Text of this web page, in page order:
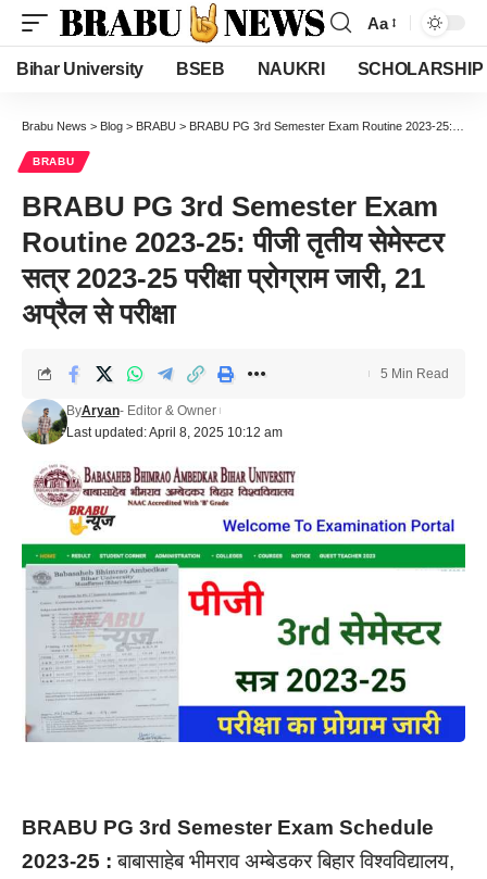
Font
Resizer
Aa
Bihar University BSEB NAUKRI SCHOLARSHIP
Brabu News > Blog > BRABU > BRABU PG 3rd Semester Exam Routine 2023-25: पीजी तृतीय सेमेस्टर सत्र 2023-25 परीक्षा प्रोग्राम जारी, 21 अप्रैल से परीक्षा
BRABU
BRABU PG 3rd Semester Exam
Routine 2023-25: पीजी तृतीय सेमेस्टर
सत्र 2023-25 परीक्षा प्रोग्राम जारी, 21
अप्रैल से परीक्षा
Last updated: April 8, 2025 10:12 am
ByAryan- Editor & Owner
5 Min Read
BRABU PG 3rd Semester Exam Schedule
2023-25 : बाबासाहेब भीमराव अम्बेडकर बिहार विश्वविद्यालय,